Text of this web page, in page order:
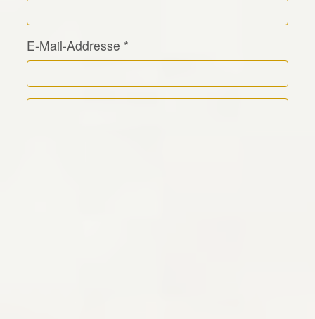
E-Mail-Addresse *
Kommentar Text